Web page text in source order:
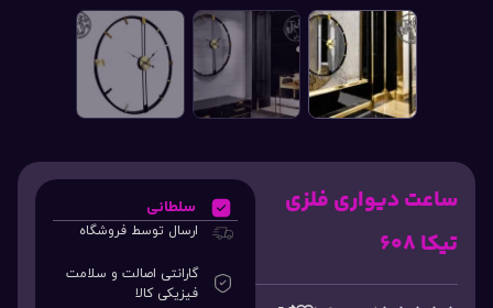
ساعت دیواری فلزی
تیکا 608
سلطانی
ارسال توسط فروشگاه
گارانتی اصالت و سلامت
فیزیکی کالا